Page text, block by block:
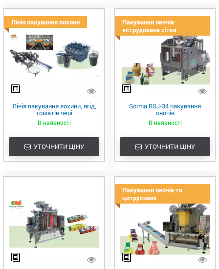
Лінія пакування лохини
Лінія пакування лохини, ягід,
томатів чері
В наявності
УТОЧНИТИ ЦІНУ
Пакування овочів
еструдована сітка
Sorma BSJ-34 пакування
овочів
В наявності
УТОЧНИТИ ЦІНУ
Пакування овочів та
цитрусових